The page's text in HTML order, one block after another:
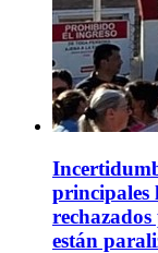
principales
están